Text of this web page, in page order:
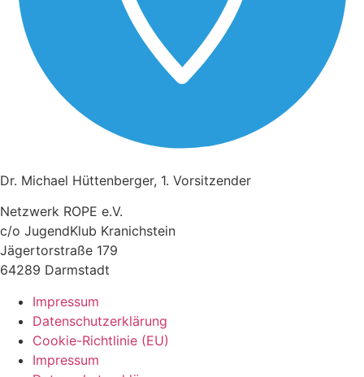
Dr. Michael Hüttenberger, 1. Vorsitzender
Netzwerk ROPE e.V.
c/o JugendKlub Kranichstein
Jägertorstraße 179
64289 Darmstadt
Impressum
Datenschutzerklärung
Cookie-Richtlinie (EU)
Impressum